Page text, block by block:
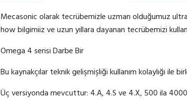
Mecasonic olarak tecrübemizle uzman olduğumuz
how bilgimiiz ve uzun yıllara dayanan tecrübemizi
Omega 4 serisi Darbe Bir
Bu kaynakçılar teknik gelişmişliği kullanım kolaylığı
Üç versiyonda mevcuttur: 4.A, 4.S ve 4.X, 500 ila